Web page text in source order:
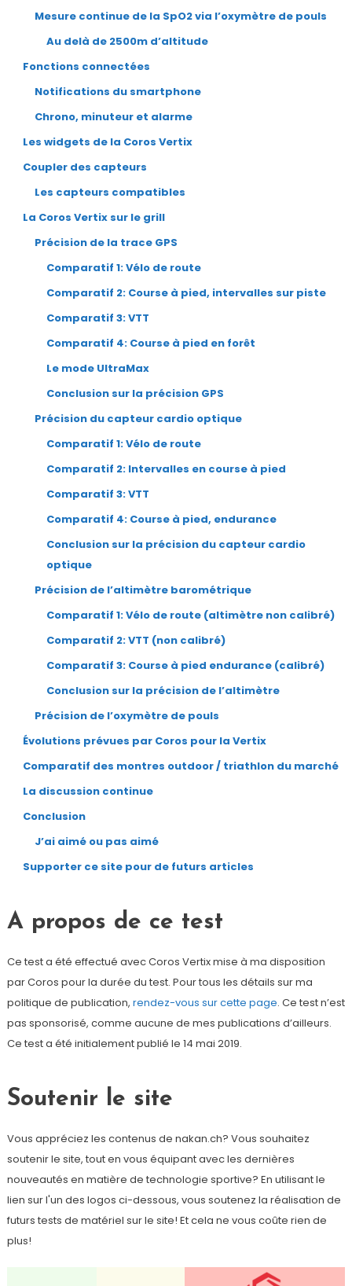
Mesure continue de la SpO2 via l’oxymètre de pouls
Au delà de 2500m d’altitude
Fonctions connectées
Notifications du smartphone
Chrono, minuteur et alarme
Les widgets de la Coros Vertix
Coupler des capteurs
Les capteurs compatibles
La Coros Vertix sur le grill
Précision de la trace GPS
Comparatif 1: Vélo de route
Comparatif 2: Course à pied, intervalles sur piste
Comparatif 3: VTT
Comparatif 4: Course à pied en forêt
Le mode UltraMax
Conclusion sur la précision GPS
Précision du capteur cardio optique
Comparatif 1: Vélo de route
Comparatif 2: Intervalles en course à pied
Comparatif 3: VTT
Comparatif 4: Course à pied, endurance
Conclusion sur la précision du capteur cardio
optique
Précision de l’altimètre barométrique
Comparatif 1: Vélo de route (altimètre non calibré)
Comparatif 2: VTT (non calibré)
Comparatif 3: Course à pied endurance (calibré)
Conclusion sur la précision de l’altimètre
Précision de l’oxymètre de pouls
Évolutions prévues par Coros pour la Vertix
Comparatif des montres outdoor / triathlon du marché
La discussion continue
Conclusion
J’ai aimé ou pas aimé
Supporter ce site pour de futurs articles
A propos de ce test
Ce test a été effectué avec Coros Vertix mise à ma disposition
par Coros pour la durée du test. Pour tous les détails sur ma
politique de publication, rendez-vous sur cette page. Ce test n’est
pas sponsorisé, comme aucune de mes publications d’ailleurs.
Ce test a été initialement publié le 14 mai 2019.
Soutenir le site
Vous appréciez les contenus de nakan.ch? Vous souhaitez
soutenir le site, tout en vous équipant avec les dernières
nouveautés en matière de technologie sportive? En utilisant le
lien sur l'un des logos ci-dessous, vous soutenez la réalisation de
futurs tests de matériel sur le site! Et cela ne vous coûte rien de
plus!